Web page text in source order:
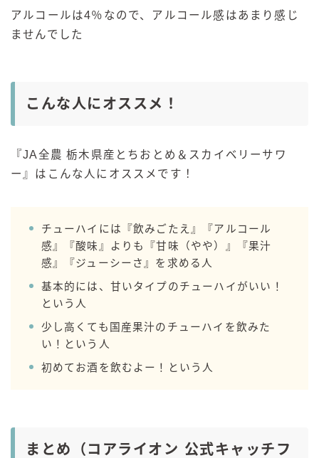
アルコールは4％なので、アルコール感はあまり感じ
ませんでした
こんな人にオススメ！
『JA全農 栃木県産とちおとめ＆スカイベリーサワ
ー』はこんな人にオススメです！
チューハイには『飲みごたえ』『アルコール
感』『酸味』よりも『甘味（やや）』『果汁
感』『ジューシーさ』を求める人
基本的には、甘いタイプのチューハイがいい！
という人
少し高くても国産果汁のチューハイを飲みた
い！という人
初めてお酒を飲むよー！という人
まとめ（コアライオン 公式キャッチフ